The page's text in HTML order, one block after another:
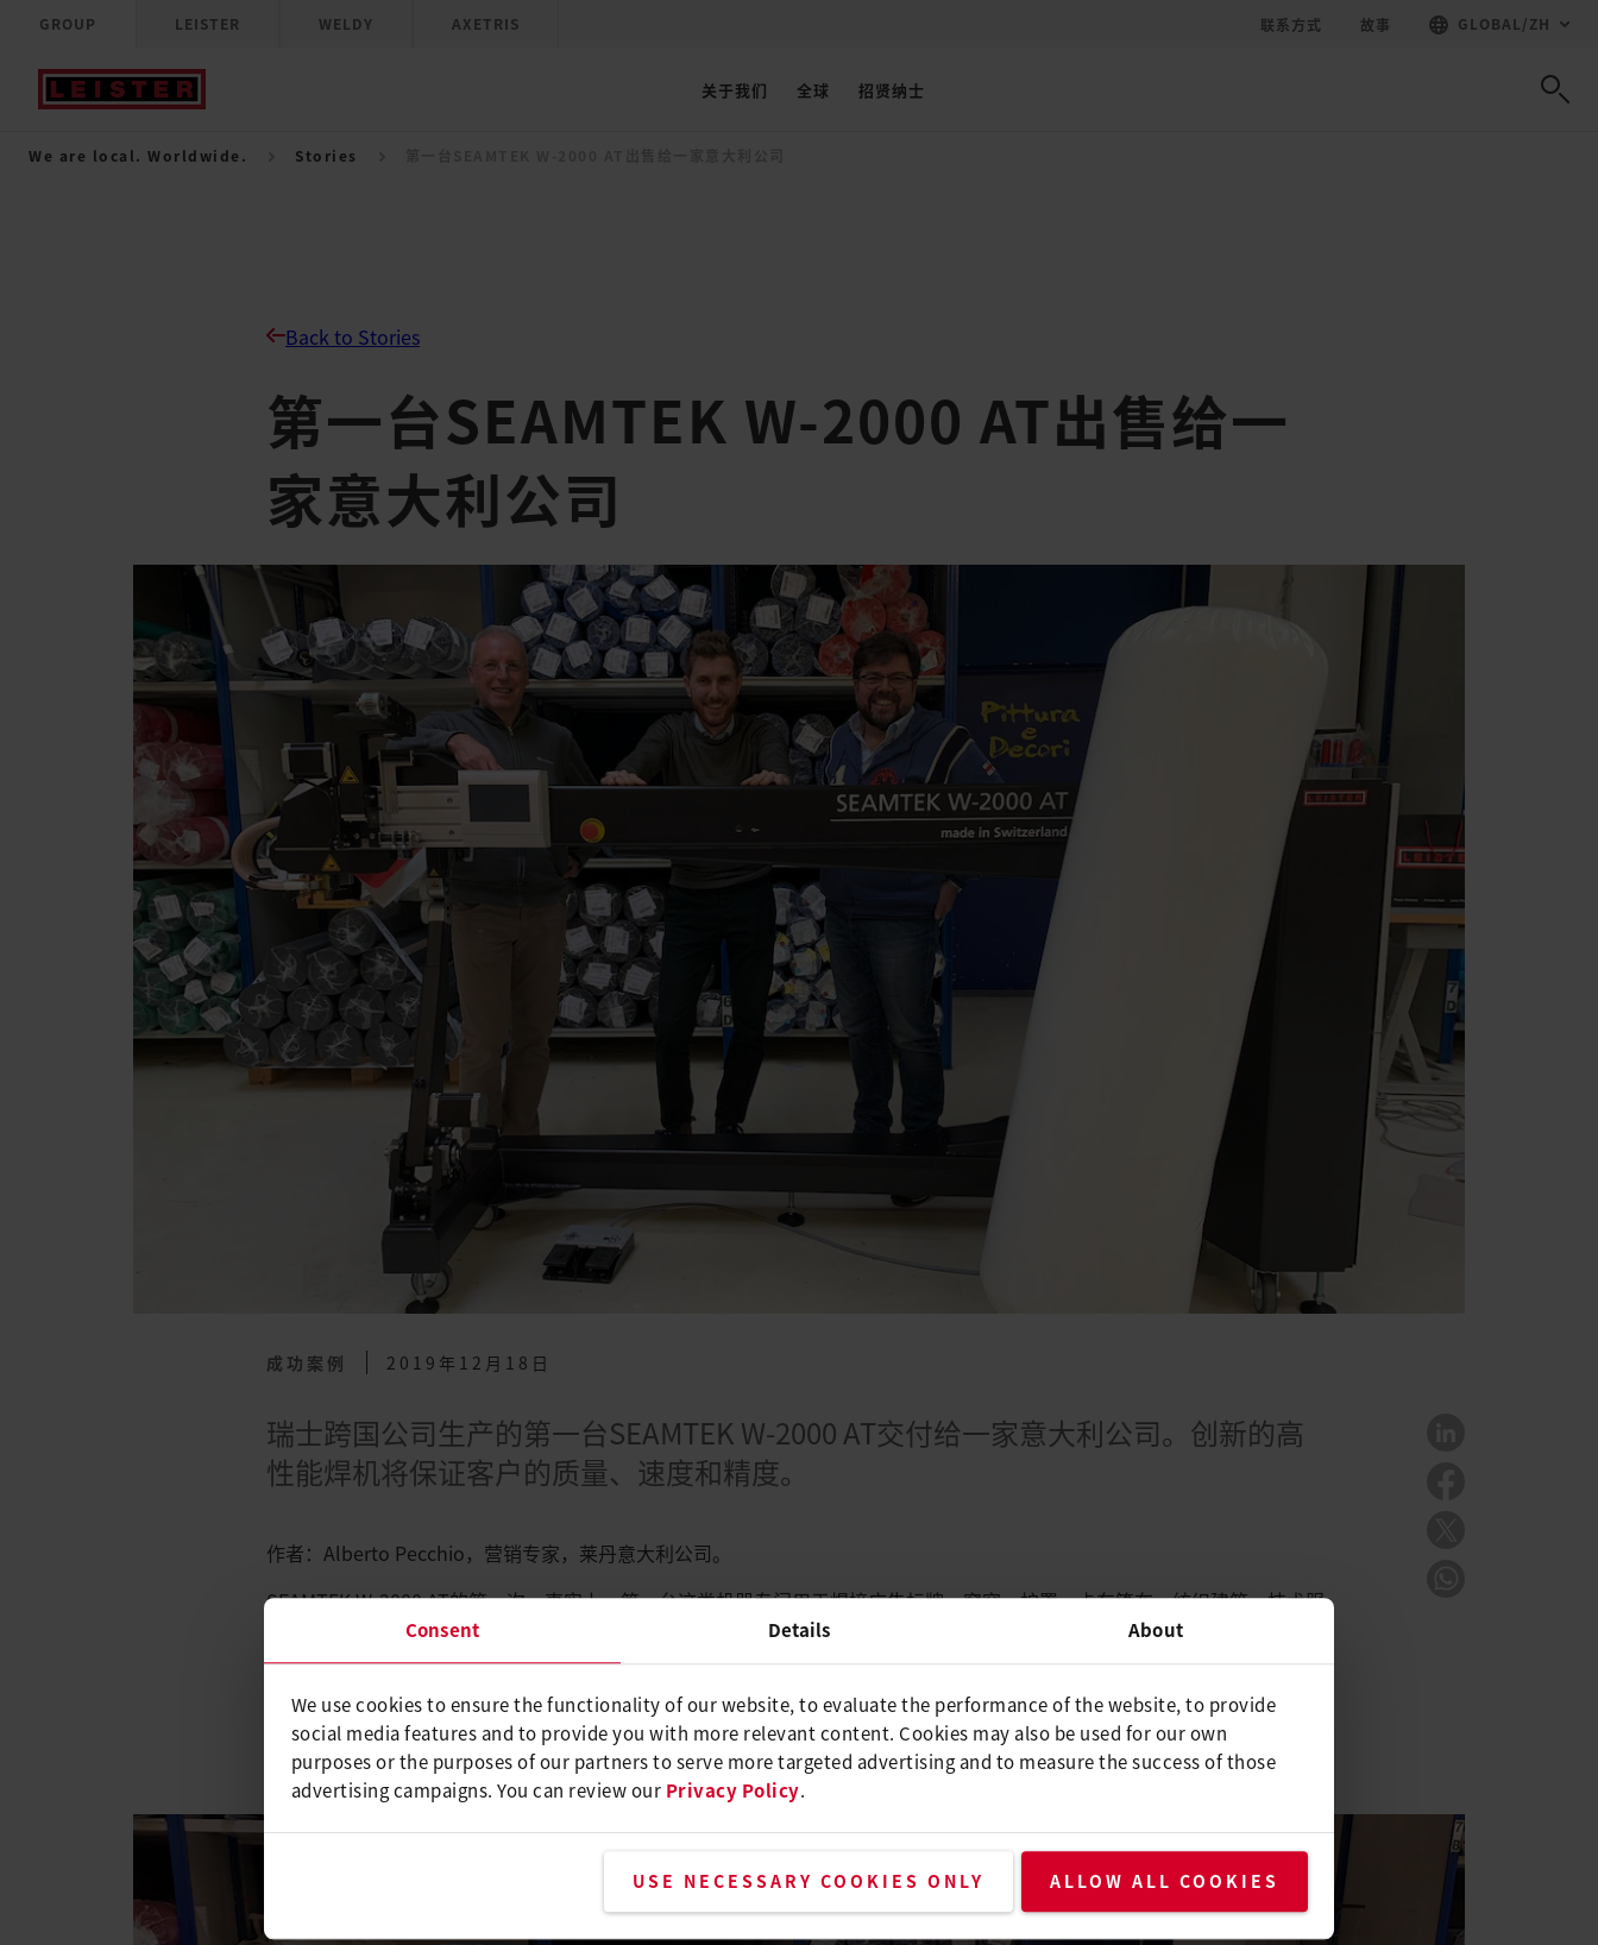
Consent Details About
We use cookies to ensure the functionality of our website, to evaluate the performance of the website, to provide
social media features and to provide you with more relevant content. Cookies may also be used for our own
purposes or the purposes of our partners to serve more targeted advertising and to measure the success of those
advertising campaigns. You can review our Privacy Policy.
USE NECESSARY COOKIES ONLY ALLOW ALL COOKIES
GROUP LEISTER WELDY AXETRIS 联系方式 故事 GLOBAL /ZH
关于我们 全球 招贤纳士
We are local. Worldwide. Stories
Back to Stories
第一台SEAMTEK W-2000 AT出售给一
家意大利公司
成功案例 2019年12月18日
瑞士跨国公司生产的第一台SEAMTEK W-2000 AT交付给一家意大利公司。创新的高
性能焊机将保证客户的质量、速度和精度。
作者：Alberto Pecchio，营销专家，莱丹意大利公司。
SEAMTEK W-2000 AT的第一次。事实上，第一台这类机器专门用于焊接广告标牌、窗帘、护罩、卡车篷布、纺织建筑、技术服
装和充气结构的塑料材料的机器，已交付给一家意大利公司。
这款产品体现了莱丹对质量和精度的研究和不懈追求，与客户追求卓越的需求完美结合。
新的SEAMTEK W-2000 AT与SEAMTEK W-900 AT版本的不同之处在于它有一个2米/6.56英尺长的框架，可以在焊接过程中以可
变速度进行焊接，并自动调节温度。